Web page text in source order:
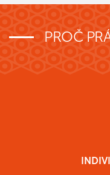
PROČ